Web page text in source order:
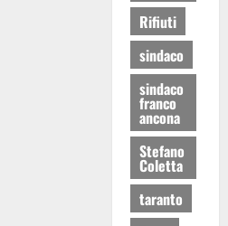
Rifiuti
sindaco
sindaco
franco
ancona
Stefano
Coletta
taranto